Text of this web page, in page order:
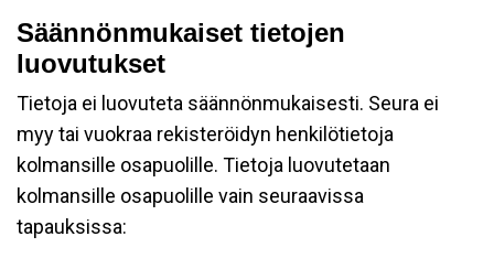
Säännönmukaiset tietojen
luovutukset
Tietoja ei luovuteta säännönmukaisesti. Seura ei
myy tai vuokraa rekisteröidyn henkilötietoja
kolmansille osapuolille. Tietoja luovutetaan
kolmansille osapuolille vain seuraavissa
tapauksissa: